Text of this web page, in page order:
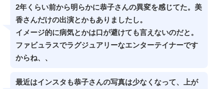
2年くらい前から明らかに恭子さんの異変を感じてた。美
香さんだけの出演とかもありましたし。
イメージ的に病気とかは口が避けても言えないのだと。
ファビュラスでラグジュアリーなエンターテイナーです
からね、、
最近はインスタも恭子さんの写真は少なくなって、上が